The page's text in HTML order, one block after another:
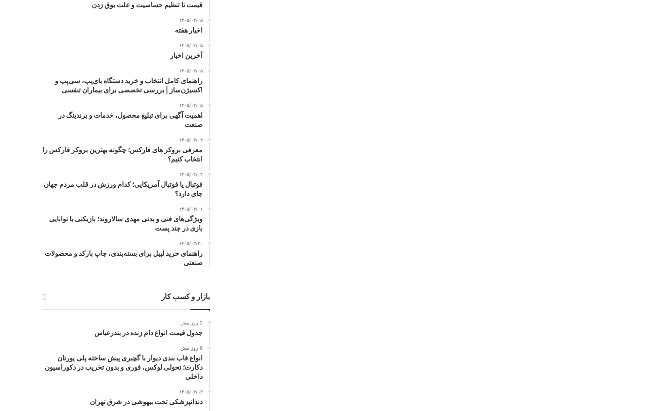
قیمت تا تنظیم حساسیت و علت بوق زدن
۱۴۰۵/۰۴/۰۵
اخبار هفته
۱۴۰۵/۰۴/۰۵
آخرین اخبار
۱۴۰۵/۰۴/۰۵
راهنمای کامل انتخاب و خرید دستگاه بای‌پپ، سی‌پپ و
اکسیژن‌ساز | بررسی تخصصی برای بیماران تنفسی
۱۴۰۵/۰۴/۰۵
اهمیت آگهی برای تبلیغ محصول، خدمات و برندینگ در
صنعت
۱۴۰۵/۰۴/۰۴
معرفی بروکر های فارکس؛ چگونه بهترین بروکر فارکس را
انتخاب کنیم؟
۱۴۰۵/۰۴/۰۴
فوتبال یا فوتبال آمریکایی؛ کدام ورزش در قلب مردم جهان
جای دارد؟
۱۴۰۵/۰۴/۰۱
ویژگی‌های فنی و بدنی مهدی سالاروند؛ بازیکنی با توانایی
بازی در چند پست
۱۴۰۵/۰۳/۳۰
راهنمای خرید لیبل برای بسته‌بندی، چاپ بارکد و محصولات
صنعتی
بازار و کسب کار
2 روز پیش
جدول قیمت انواع دام زنده در بندرعباس
6 روز پیش
انواع قاب بندی دیوار با گچبری پیش ساخته پلی یورتان
دکارت؛ تحولی لوکس، فوری و بدون تخریب در دکوراسیون
داخلی
۱۴۰۵/۰۴/۱۳
دندانپزشکی تحت بیهوشی در شرق تهران